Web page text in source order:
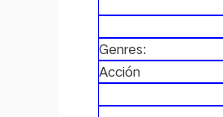
Genres:
Acción